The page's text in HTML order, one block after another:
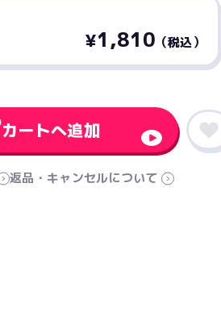
¥1,810 （税込）
カートへ追加
返品・キャンセルについて